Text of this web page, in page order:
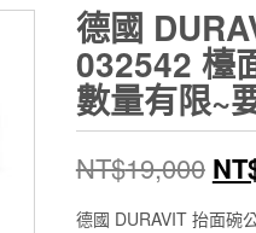
德國
032542 檯
數量有限~
NT$19,000 原
始
德國 DURAVIT 抬面碗